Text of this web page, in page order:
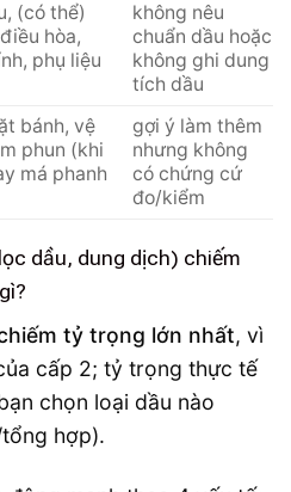
(có thể)
hòa,
phụ liệu
không nêu
chuẩn dầu hoặc
không ghi dung
tích dầu
bánh, vệ
phun (khi
má phanh
gợi ý làm thêm
nhưng không
có chứng cứ
đo/kiểm
dầu, dung dịch) chiếm
tỷ trọng lớn nhất, vì
cấp 2; tỷ trọng thực tế
chọn loại dầu nào
hợp).